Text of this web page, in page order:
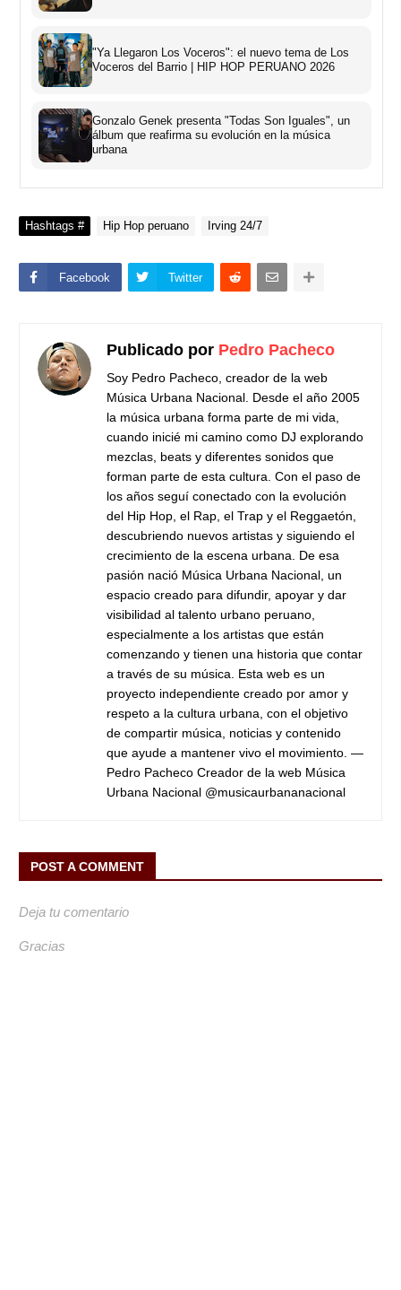
"Ya Llegaron Los Voceros": el nuevo tema de Los
Voceros del Barrio | HIP HOP PERUANO 2026
Gonzalo Genek presenta "Todas Son Iguales", un
álbum que reafirma su evolución en la música
urbana
Hashtags # Hip Hop peruano Irving 24/7
Facebook Twitter
Publicado por Pedro Pacheco
Soy Pedro Pacheco, creador de la web
Música Urbana Nacional. Desde el año 2005
la música urbana forma parte de mi vida,
cuando inicié mi camino como DJ explorando
mezclas, beats y diferentes sonidos que
forman parte de esta cultura. Con el paso de
los años seguí conectado con la evolución
del Hip Hop, el Rap, el Trap y el Reggaetón,
descubriendo nuevos artistas y siguiendo el
crecimiento de la escena urbana. De esa
pasión nació Música Urbana Nacional, un
espacio creado para difundir, apoyar y dar
visibilidad al talento urbano peruano,
especialmente a los artistas que están
comenzando y tienen una historia que contar
a través de su música. Esta web es un
proyecto independiente creado por amor y
respeto a la cultura urbana, con el objetivo
de compartir música, noticias y contenido
que ayude a mantener vivo el movimiento. —
Pedro Pacheco Creador de la web Música
Urbana Nacional @musicaurbananacional
POST A COMMENT
Deja tu comentario
Gracias